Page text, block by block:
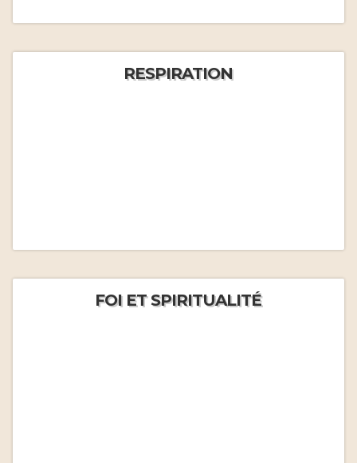
RESPIRATION
FOI ET SPIRITUALITÉ